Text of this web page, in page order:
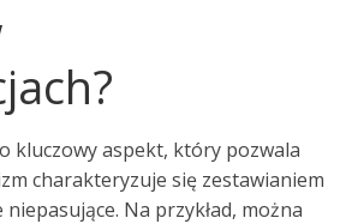
kluczowy aspekt, który pozwala
charakteryzuje się zestawianiem
Na przykład, można